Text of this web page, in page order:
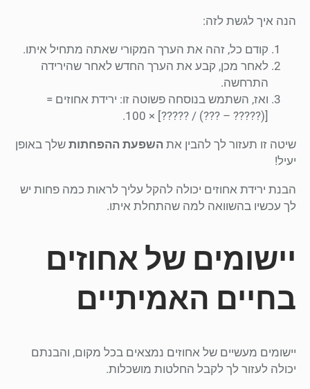
הנה איך לגשת לזה:
קודם כל, זהה את הערך המקורי שאתה מתחיל איתו.
לאחר מכן, קבע את הערך החדש לאחר שהירידה
התרחשה.
ואז, השתמש בנוסחה פשוטה זו: ירידת אחוזים =
[(????? – ???) / ?????] × 100.
שיטה זו תעזור לך להבין את השפעת ההפחתות שלך באופן
יעיל!
הבנת ירידת אחוזים יכולה להקל עליך לראות כמה פחות יש
לך עכשיו בהשוואה למה שהתחלת איתו.
יישומים של אחוזים
בחיים האמיתיים
יישומים מעשיים של אחוזים נמצאים בכל מקום, והבנתם
יכולה לעזור לך לקבל החלטות מושכלות.